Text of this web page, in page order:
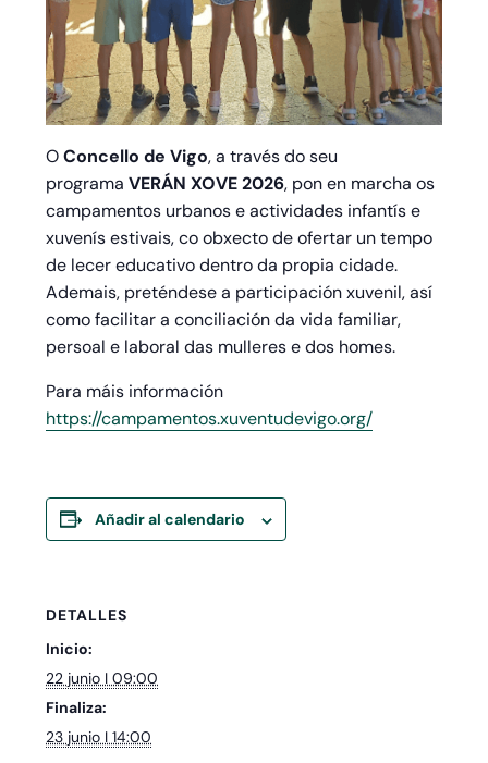
OConcello de Vigo, a través do seu
programaVERÁN XOVE 2026, pon en marcha os
campamentos urbanos e actividades infantís e
xuvenís estivais, co obxecto de ofertar un tempo
de lecer educativo dentro da propia cidade.
Ademais, preténdese a participación xuvenil, así
como facilitar a conciliación da vida familiar,
persoal e laboral das mulleres e dos homes.
Para máis información
https://campamentos.xuventudevigo.org/
Añadir al calendario
DETALLES
Inicio:
22 junio I 09:00
Finaliza:
23 junio I 14:00